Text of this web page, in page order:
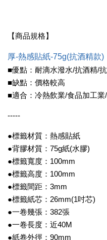
【商品規格】
厚-熱感貼紙-75g(抗酒精款)
■優點：耐滴水潑水/抗酒精/
■缺點：價格較高
■適合：冷熱飲業/食品加工
-----
●標籤材質：熱感貼紙
●背膠材質：75g紙(水膠)
●標籤寬度：100mm
●標籤高度：100mm
●標籤間距：3mm
●標籤紙芯：26mm(1吋芯)
●一卷幾張：382張
●一卷長度：近40M
●紙卷外徑：90mm